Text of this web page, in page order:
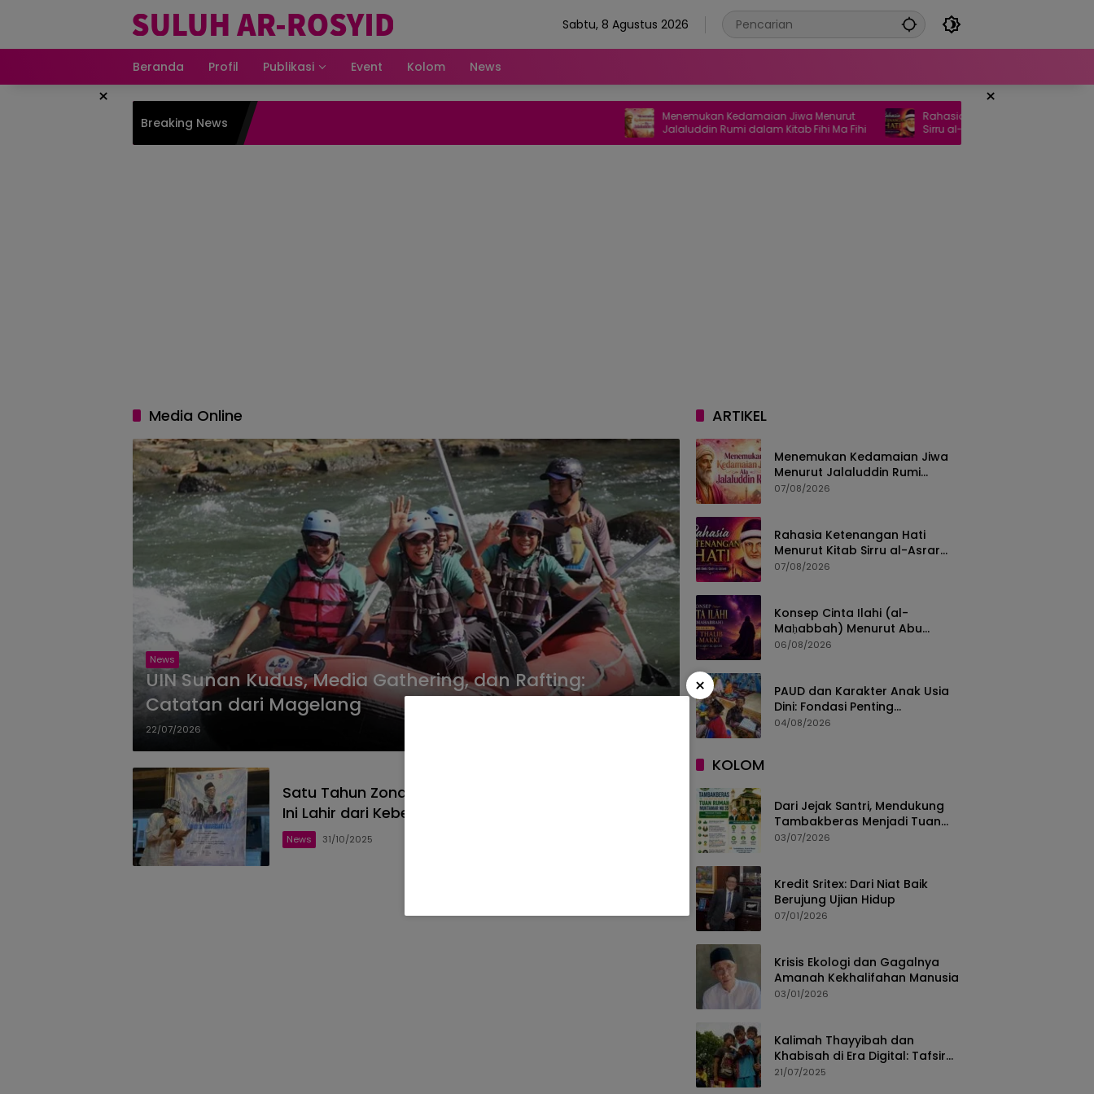
Sabtu, 8 Agustus 2026
Beranda Profil Publikasi Event Kolom News
× ×
Breaking News
Menemukan Kedamaian Jiwa Menurut
Jalaluddin Rumi dalam Kitab Fihi Ma Fihi
Rahasia Ketenangan Hati Menurut Kitab
Sirru al-Asrar Karya Syekh Abdul Qadir
al-Jailani
Media Online
News
UIN Sunan Kudus, Media Gathering, dan Rafting:
Catatan dari Magelang
22/07/2026
Satu Tahun Zonasi.id, Beno Siang Pamungkas: Media
Ini Lahir dari Keberanian, Bukan Modal
News 31/10/2025
ARTIKEL
Menemukan Kedamaian Jiwa
Menurut Jalaluddin Rumi
dalam Kitab Fihi Ma Fihi
07/08/2026
Rahasia Ketenangan Hati
Menurut Kitab Sirru al-Asrar
Karya Syekh Abdul Qadir al-
07/08/2026
Konsep Cinta Ilahi (al-
Maḥabbah) Menurut Abu
Thalib al-Makki dalam Qūt al-
06/08/2026
PAUD dan Karakter Anak Usia
Dini: Fondasi Penting
Pembentukan Generasi Masa
04/08/2026
KOLOM
Dari Jejak Santri, Mendukung
Tambakberas Menjadi Tuan
Rumah Muktamar NU ke-35
03/07/2026
Kredit Sritex: Dari Niat Baik
Berujung Ujian Hidup
07/01/2026
Krisis Ekologi dan Gagalnya
Amanah Kekhalifahan Manusia
03/01/2026
Kalimah Thayyibah dan
Khabisah di Era Digital: Tafsir
Sosial atas Surah Ibrahim 24–
21/07/2025
×